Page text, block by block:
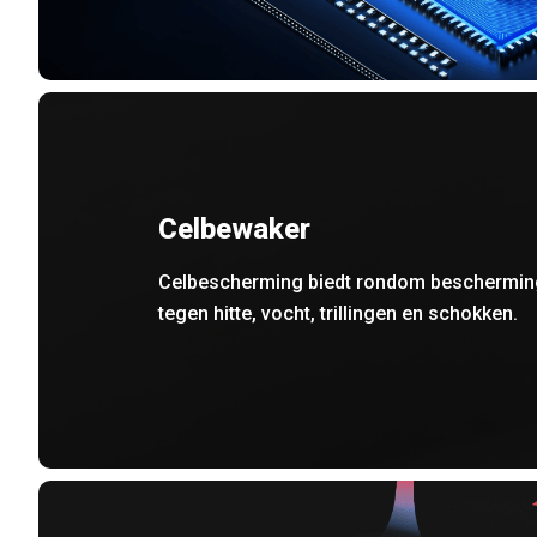
Celbewaker
Celbescherming biedt rondom
tegen hitte, vocht, trillingen en schokken.